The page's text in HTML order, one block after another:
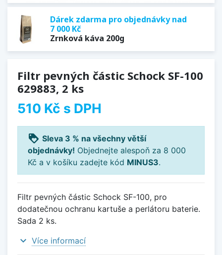
Dárek zdarma pro objednávky nad
7 000 Kč
Zrnková káva 200g
Filtr pevných částic Schock SF-100
629883, 2 ks
510 Kč s DPH
loyalty Sleva 3 % na všechny větší
objednávky! Objednejte alespoň za 8 000
Kč a v košíku zadejte kód MINUS3.
Filtr pevných částic Schock SF-100, pro
dodatečnou ochranu kartuše a perlátoru baterie.
Sada 2 ks.
expand_more Více informací